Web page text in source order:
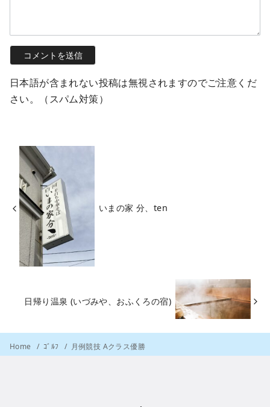
日本語が含まれない投稿は無視されますのでご注意くだ
さい。（スパム対策）
いまの家 分、ten
日帰り温泉 (いづみや、おふくろの宿)
Home ｺﾞﾙﾌ 月例競技 Aクラス優勝